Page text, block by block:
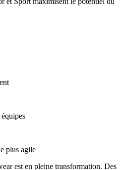
plus agile
est en pleine transformation. Des